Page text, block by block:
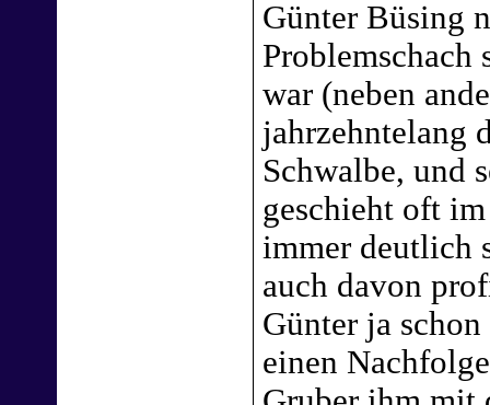
Günter Büsing
war (neben
jahrzehntelang
Schwalbe, und
geschieht oft
immer deutlich
auch davon
Günter ja
einen